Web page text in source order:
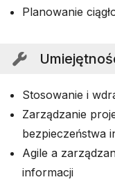
Planowanie
Stosowanie i
Zarządzanie
bezpieczeństwa
Agile a
informacji